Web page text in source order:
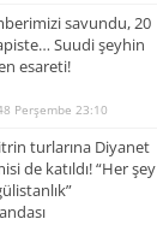
savundu, 20
Suudi şeyhin
esareti!
Perşembe 23:10
turlarına Diyanet
de katıldı! “Her şey